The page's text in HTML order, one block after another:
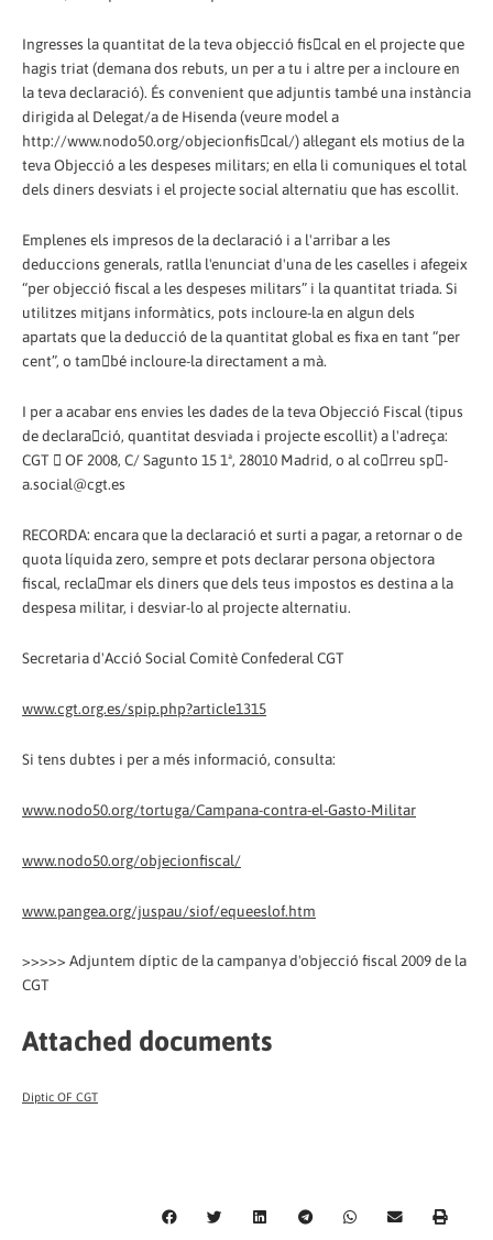
Ingresses la quantitat de la teva objecció fiscal en el projecte que
hagis triat (demana dos rebuts, un per a tu i altre per a incloure en
la teva declaració). És convenient que adjuntis també una instància
dirigida al Delegat/a de Hisenda (veure model a
http://www.nodo50.org/objecionfiscal/) al·legant els motius de la
teva Objecció a les despeses militars; en ella li comuniques el total
dels diners desviats i el projecte social alternatiu que has escollit.
Emplenes els impresos de la declaració i a l'arribar a les
deduccions generals, ratlla l'enunciat d'una de les caselles i afegeix
“per objecció fiscal a les despeses militars” i la quantitat triada. Si
utilitzes mitjans informàtics, pots incloure-la en algun dels
apartats que la deducció de la quantitat global es fixa en tant “per
cent”, o també incloure-la directament a mà.
I per a acabar ens envies les dades de la teva Objecció Fiscal (tipus
de declaració, quantitat desviada i projecte escollit) a l'adreça:
CGT  OF 2008, C/ Sagunto 15 1ª, 28010 Madrid, o al correu sp-
a.social@cgt.es
RECORDA: encara que la declaració et surti a pagar, a retornar o de
quota líquida zero, sempre et pots declarar persona objectora
fiscal, reclamar els diners que dels teus impostos es destina a la
despesa militar, i desviar-lo al projecte alternatiu.
Secretaria d'Acció Social Comitè Confederal CGT
www.cgt.org.es/spip.php?article1315
Si tens dubtes i per a més informació, consulta:
www.nodo50.org/tortuga/Campana-contra-el-Gasto-Militar
www.nodo50.org/objecionfiscal/
www.pangea.org/juspau/siof/equeeslof.htm
>>>>> Adjuntem díptic de la campanya d'objecció fiscal 2009 de la
CGT
Attached documents
Diptic OF CGT